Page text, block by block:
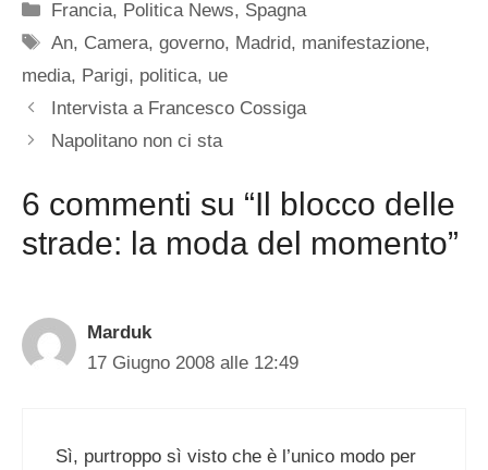
Categorie
Francia, Politica News, Spagna
Tag
An, Camera,governo, Madrid, manifestazione,
media, Parigi, politica, ue
Intervista a Francesco Cossiga
Napolitano non ci sta
6 commenti su “Il blocco delle
strade: la moda del momento”
Marduk
17 Giugno 2008 alle 12:49
Sì, purtroppo sì visto che è l’unico modo per